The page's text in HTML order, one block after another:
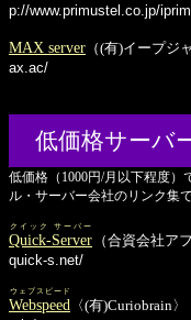
p://www.primustel.co.jp/
MAX server （(有)イープジ
ax.ac/
低価格サーバ
低価格（1000円/月以下程度）
ル・サーバー会社のリンク集
Quick-Server
クイック サーバー
（合資会社ア
quick-s.net/
Webspeed
ウェブスピード
〈(有)Curiobrain